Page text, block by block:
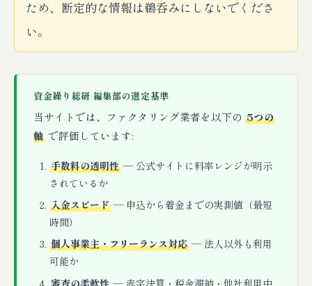
ため、断定的な情報は鵜呑みにしないでくださ
い。
資金繰り総研 編集部の選定基準
当サイトでは、ファクタリング業者を以下の5つの
軸 で評価しています:
手数料の透明性— 公式サイトに料率レンジが明示
されているか
入金スピード— 申込から着金までの実測値（最短
時間）
個人事業主・フリーランス対応— 法人以外も利用
可能か
審査の柔軟性— 赤字決算・税金滞納・他社利用中